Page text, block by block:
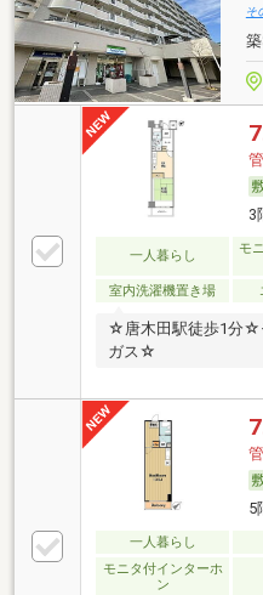
そ
3
一人暮らし
モ
室内洗濯機置き場
☆唐木田駅徒歩1分☆
ガス☆
5
一人暮らし
モニタ付インターホ
ン